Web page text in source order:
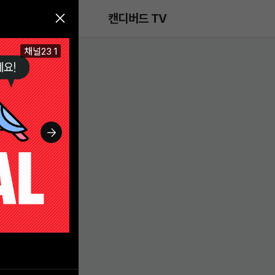
캔디버드 TV
채널23 5
채널23 1
채널23 2
채널23 3
채널23 4
채널23 5
채널23 1